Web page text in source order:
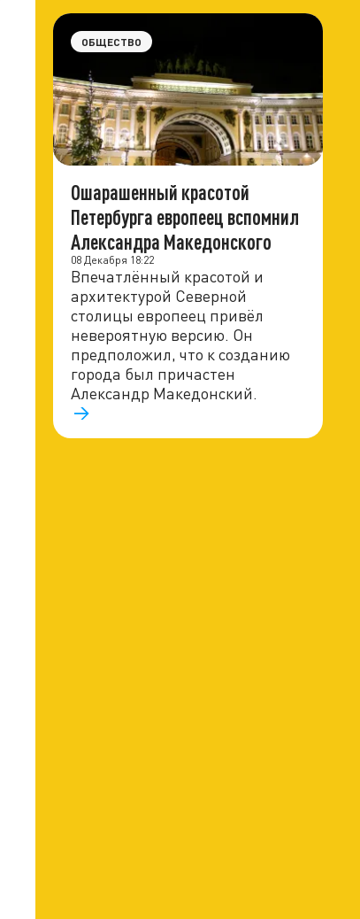
ОБЩЕСТВО
Ошарашенный красотой
Петербурга европеец вспомнил
Александра Македонского
08 Декабря 18:22
Впечатлённый красотой и
архитектурой Северной
столицы европеец привёл
невероятную версию. Он
предположил, что к созданию
города был причастен
Александр Македонский.